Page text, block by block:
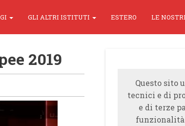
GLI ALTRI ISTITUTI ESTERO LE
2019
Questo sito
tecnici e di
e di terze